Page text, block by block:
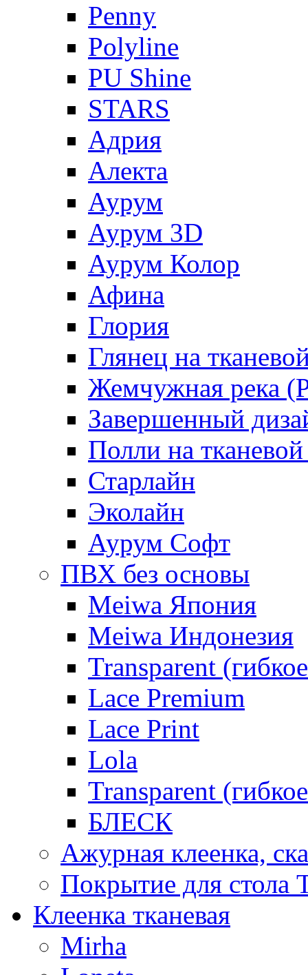
Penny
Polyline
PU Shine
STARS
Адрия
Алекта
Аурум
Аурум 3D
Аурум Колор
Афина
Глория
Глянец на
Жемчужная река
Завершенный
Полли на
Старлайн
Эколайн
Аурум Софт
ПВХ без основы
Meiwa Япония
Meiwa Индонезия
Transparent
Lace Premium
Lace Print
Lola
Transparent
БЛЕСК
Ажурная клеенка,
Покрытие для стола
Клеенка тканевая
Mirha